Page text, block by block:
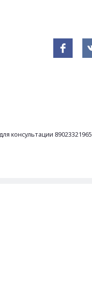
консультации 89023321965